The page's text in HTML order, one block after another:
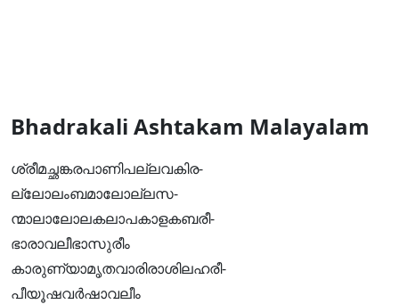
Bhadrakali Ashtakam Malayalam
ശ്രീമച്ഛങ്കരപാണിപല്ലവകിര-
ല്ലോലംബമാലോല്ലസ-
ന്മാലാലോലകലാപകാളകബരീ-
ഭാരാവലീഭാസുരീം
കാരുണ്യാമൃതവാരിരാശിലഹരീ-
പീയൂഷവര്‍ഷാവലീം